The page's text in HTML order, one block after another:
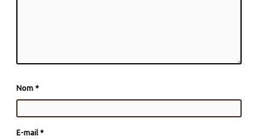
Nom *
E-mail *